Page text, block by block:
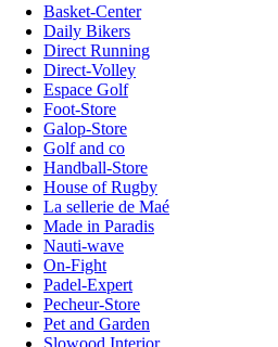
Basket-Center
Daily Bikers
Direct Running
Direct-Volley
Espace Golf
Foot-Store
Galop-Store
Golf and co
Handball-Store
House of Rugby
La sellerie de Maé
Made in Paradis
Nauti-wave
On-Fight
Padel-Expert
Pecheur-Store
Pet and Garden
Slowood Interior